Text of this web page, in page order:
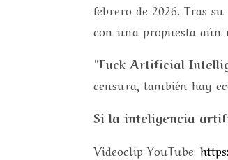
febrero de 2026. Tras
con una propuesta aún
“Fuck Artificial
censura, también hay
Si la inteligencia
Videoclip YouTube: